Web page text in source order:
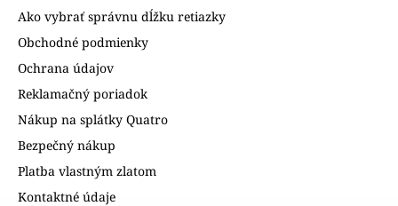
Ako vybrať správnu dĺžku retiazky
Obchodné podmienky
Ochrana údajov
Reklamačný poriadok
Nákup na splátky Quatro
Bezpečný nákup
Platba vlastným zlatom
Kontaktné údaje